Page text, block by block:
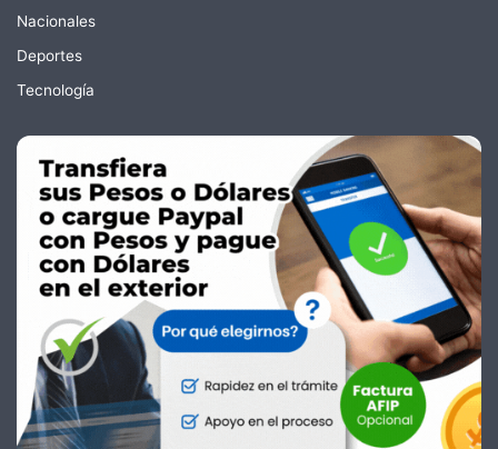
Nacionales
Deportes
Tecnología